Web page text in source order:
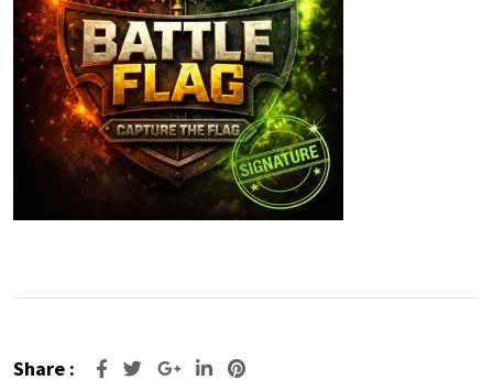
Share : Google+LinkedIn
Pinterest